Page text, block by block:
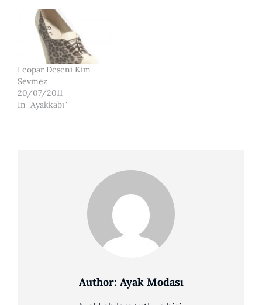
Leopar Deseni Kim
Sevmez
20/07/2011
In "Ayakkabı"
Author: Ayak Modası